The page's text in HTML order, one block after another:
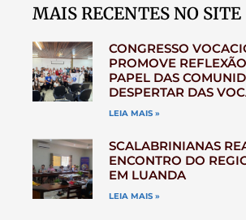
MAIS RECENTES NO SITE
CONGRESSO
PROMOVE
PAPEL DAS
DESPERTAR DAS
LEIA MAIS »
SCALABRINIANAS
ENCONTRO DO
EM LUANDA
LEIA MAIS »